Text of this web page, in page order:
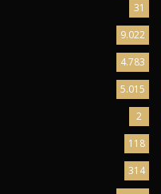
31
9.022
4.783
5.015
2
118
314